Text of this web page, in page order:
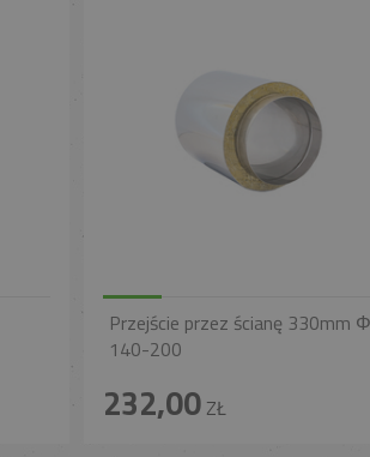
Przejście przez ścianę 330mm Φ
140-200
232,00 ZŁ